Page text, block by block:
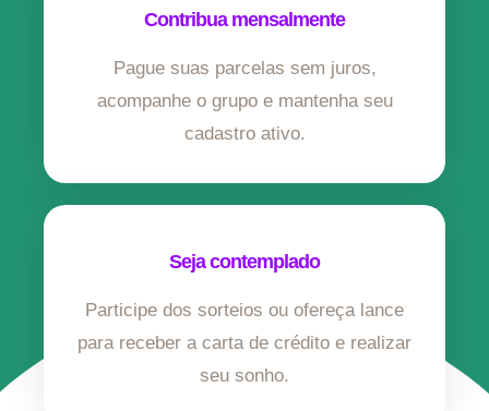
Contribua mensalmente
Pague suas parcelas sem juros,
acompanhe o grupo e mantenha seu
cadastro ativo.
Seja contemplado
Participe dos sorteios ou ofereça lance
para receber a carta de crédito e realizar
seu sonho.